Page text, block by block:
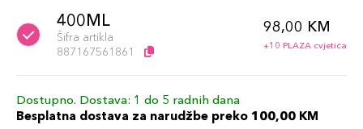
400ML
Šifra artikla
887167561861
98,00 KM
+10 PLAZA cvjetića
Dostupno. Dostava: 1 do 5 radnih dana
Besplatna dostava za narudžbe preko 100,00 KM